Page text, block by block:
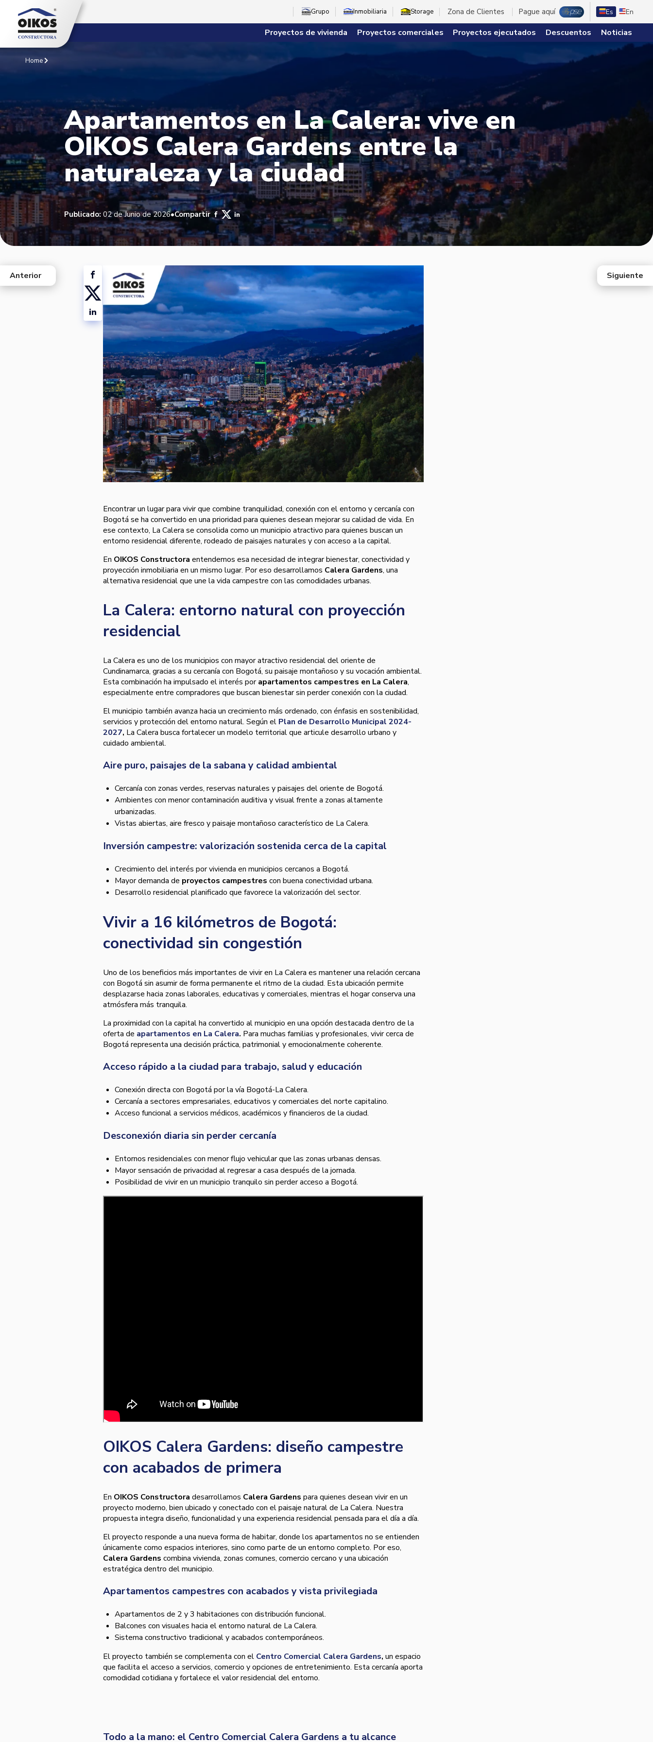
Grupo Inmobiliaria Storage Zona de Clientes Pague aquí Es En
Proyectos de vivienda Proyectos comerciales Proyectos ejecutados Descuentos Noticias
Home
Apartamentos en La Calera: vive en
OIKOS Calera Gardens entre la
naturaleza y la ciudad
Publicado: 02 de Junio de 2026•Compartir
Encontrar un lugar para vivir que combine tranquilidad, conexión con el entorno y cercanía con
Bogotá se ha convertido en una prioridad para quienes desean mejorar su calidad de vida. En
ese contexto, La Calera se consolida como un municipio atractivo para quienes buscan un
entorno residencial diferente, rodeado de paisajes naturales y con acceso a la capital.
En OIKOS Constructora entendemos esa necesidad de integrar bienestar, conectividad y
proyección inmobiliaria en un mismo lugar. Por eso desarrollamos Calera Gardens, una
alternativa residencial que une la vida campestre con las comodidades urbanas.
La Calera: entorno natural con proyección
residencial
La Calera es uno de los municipios con mayor atractivo residencial del oriente de
Cundinamarca, gracias a su cercanía con Bogotá, su paisaje montañoso y su vocación ambiental.
Esta combinación ha impulsado el interés porapartamentos campestres en La Calera,
especialmente entre compradores que buscan bienestar sin perder conexión con la ciudad.
El municipio también avanza hacia un crecimiento más ordenado, con énfasis en sostenibilidad,
servicios y protección del entorno natural. Según el Plan de Desarrollo Municipal 2024-
2027, La Calera busca fortalecer un modelo territorial que articule desarrollo urbano y
cuidado ambiental.
Aire puro, paisajes de la sabana y calidad ambiental
Cercanía con zonas verdes, reservas naturales y paisajes del oriente de Bogotá.
Ambientes con menor contaminación auditiva y visual frente a zonas altamente
urbanizadas.
Vistas abiertas, aire fresco y paisaje montañoso característico de La Calera.
Inversión campestre: valorización sostenida cerca de la capital
Crecimiento del interés por vivienda en municipios cercanos a Bogotá.
Mayor demanda de proyectos campestres con buena conectividad urbana.
Desarrollo residencial planificado que favorece la valorización del sector.
Vivir a 16 kilómetros de Bogotá:
conectividad sin congestión
Uno de los beneficios más importantes de vivir en La Calera es mantener una relación cercana
con Bogotá sin asumir de forma permanente el ritmo de la ciudad. Esta ubicación permite
desplazarse hacia zonas laborales, educativas y comerciales, mientras el hogar conserva una
atmósfera más tranquila.
La proximidad con la capital ha convertido al municipio en una opción destacada dentro de la
oferta de apartamentos en La Calera. Para muchas familias y profesionales, vivir cerca de
Bogotá representa una decisión práctica, patrimonial y emocionalmente coherente.
Acceso rápido a la ciudad para trabajo, salud y educación
Conexión directa con Bogotá por la vía Bogotá-La Calera.
Cercanía a sectores empresariales, educativos y comerciales del norte capitalino.
Acceso funcional a servicios médicos, académicos y financieros de la ciudad.
Desconexión diaria sin perder cercanía
Entornos residenciales con menor flujo vehicular que las zonas urbanas densas.
Mayor sensación de privacidad al regresar a casa después de la jornada.
Posibilidad de vivir en un municipio tranquilo sin perder acceso a Bogotá.
OIKOS Calera Gardens: diseño campestre
con acabados de primera
En OIKOS Constructora desarrollamos Calera Gardens para quienes desean vivir en un
proyecto moderno, bien ubicado y conectado con el paisaje natural de La Calera. Nuestra
propuesta integra diseño, funcionalidad y una experiencia residencial pensada para el día a día.
El proyecto responde a una nueva forma de habitar, donde los apartamentos no se entienden
únicamente como espacios interiores, sino como parte de un entorno completo. Por eso,
Calera Gardens combina vivienda, zonas comunes, comercio cercano y una ubicación
estratégica dentro del municipio.
Apartamentos campestres con acabados y vista privilegiada
Apartamentos de 2 y 3 habitaciones con distribución funcional.
Balcones con visuales hacia el entorno natural de La Calera.
Sistema constructivo tradicional y acabados contemporáneos.
El proyecto también se complementa con el Centro Comercial Calera Gardens, un espacio
que facilita el acceso a servicios, comercio y opciones de entretenimiento. Esta cercanía aporta
comodidad cotidiana y fortalece el valor residencial del entorno.
Todo a la mano: el Centro Comercial Calera Gardens a tu alcance
west
Anterior Siguiente